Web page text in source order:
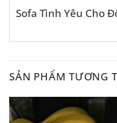
Sofa Tình Yêu Cho
SẢN PHẨM TƯƠNG